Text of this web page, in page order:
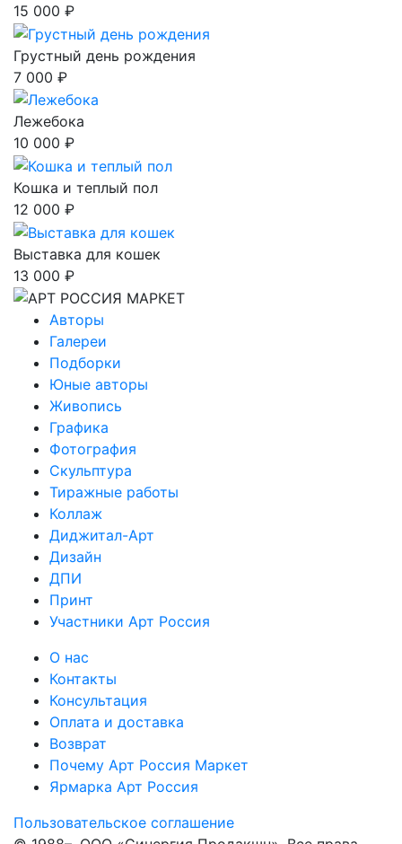
15 000 ₽
Грустный день рождения
7 000 ₽
Лежебока
10 000 ₽
Кошка и теплый пол
12 000 ₽
Выставка для кошек
13 000 ₽
Авторы
Галереи
Подборки
Юные авторы
Живопись
Графика
Фотография
Скульптура
Тиражные работы
Коллаж
Диджитал-Арт
Дизайн
ДПИ
Принт
Участники Арт Россия
О нас
Контакты
Консультация
Оплата и доставка
Возврат
Почему Арт Россия Маркет
Ярмарка Арт Россия
Пользовательское соглашение